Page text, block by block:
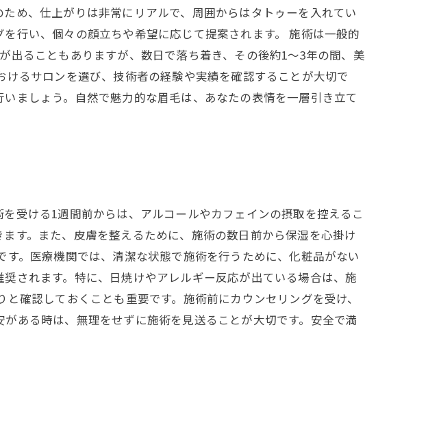
め、仕上がりは非常にリアルで、周囲からはタトゥーを入れてい
行い、個々の顔立ちや希望に応じて提案されます。 施術は一般的
出ることもありますが、数日で落ち着き、その後約1～3年の間、美
るサロンを選び、技術者の経験や実績を確認することが大切で
ましょう。自然で魅力的な眉毛は、あなたの表情を一層引き立て
受ける1週間前からは、アルコールやカフェインの摂取を控えるこ
す。また、皮膚を整えるために、施術の数日前から保湿を心掛け
。医療機関では、清潔な状態で施術を行うために、化粧品がない
されます。特に、日焼けやアレルギー反応が出ている場合は、施
確認しておくことも重要です。施術前にカウンセリングを受け、
ある時は、無理をせずに施術を見送ることが大切です。安全で満